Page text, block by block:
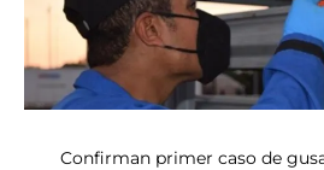
Confirman primer caso de